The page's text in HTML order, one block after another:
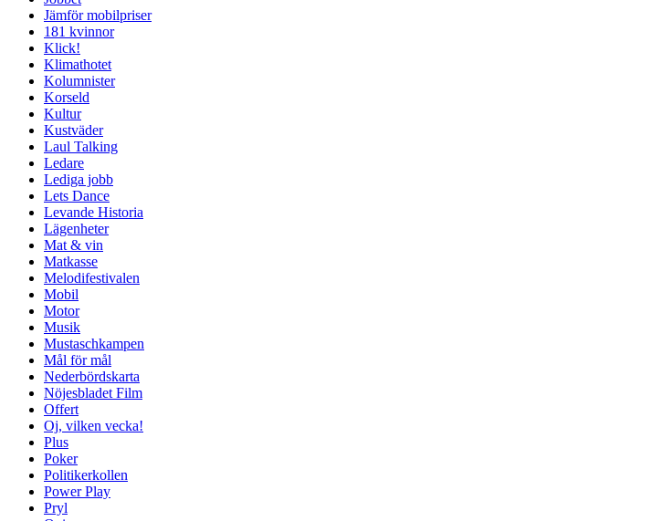
Jämför mobilpriser
181 kvinnor
Klick!
Klimathotet
Kolumnister
Korseld
Kultur
Kustväder
Laul Talking
Ledare
Lediga jobb
Lets Dance
Levande Historia
Lägenheter
Mat & vin
Matkasse
Melodifestivalen
Mobil
Motor
Musik
Mustaschkampen
Mål för mål
Nederbördskarta
Nöjesbladet Film
Offert
Oj, vilken vecka!
Plus
Poker
Politikerkollen
Power Play
Pryl